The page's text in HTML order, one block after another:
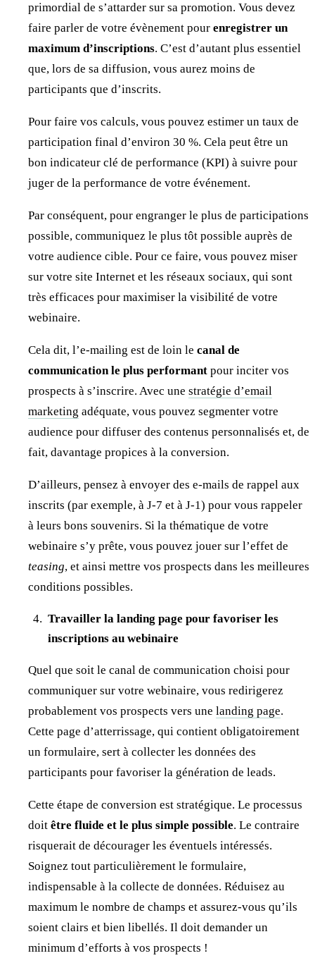
primordial de s’attarder sur sa promotion. Vous devez
faire parler de votre évènement pour enregistrer un
maximum d’inscriptions. C’est d’autant plus essentiel
que, lors de sa diffusion, vous aurez moins de
participants que d’inscrits.
Pour faire vos calculs, vous pouvez estimer un taux de
participation final d’environ 30 %. Cela peut être un
bon indicateur clé de performance (KPI) à suivre pour
juger de la performance de votre événement.
Par conséquent, pour engranger le plus de participations
possible, communiquez le plus tôt possible auprès de
votre audience cible. Pour ce faire, vous pouvez miser
sur votre site Internet et les réseaux sociaux, qui sont
très efficaces pour maximiser la visibilité de votre
webinaire.
Cela dit, l’e-mailing est de loin le canal de
communication le plus performant pour inciter vos
prospects à s’inscrire. Avec une stratégie d’email
marketing adéquate, vous pouvez segmenter votre
audience pour diffuser des contenus personnalisés et, de
fait, davantage propices à la conversion.
D’ailleurs, pensez à envoyer des e-mails de rappel aux
inscrits (par exemple, à J-7 et à J-1) pour vous rappeler
à leurs bons souvenirs. Si la thématique de votre
webinaire s’y prête, vous pouvez jouer sur l’effet de
teasing, et ainsi mettre vos prospects dans les meilleures
conditions possibles.
Travailler la landing page pour favoriser les
inscriptions au webinaire
Quel que soit le canal de communication choisi pour
communiquer sur votre webinaire, vous redirigerez
probablement vos prospects vers une landing page.
Cette page d’atterrissage, qui contient obligatoirement
un formulaire, sert à collecter les données des
participants pour favoriser la génération de leads.
Cette étape de conversion est stratégique. Le processus
doit être fluide et le plus simple possible. Le contraire
risquerait de décourager les éventuels intéressés.
Soignez tout particulièrement le formulaire,
indispensable à la collecte de données. Réduisez au
maximum le nombre de champs et assurez-vous qu’ils
soient clairs et bien libellés. Il doit demander un
minimum d’efforts à vos prospects !